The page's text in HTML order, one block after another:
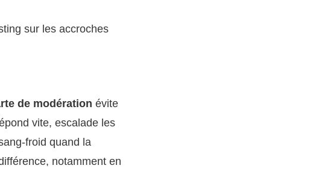
sur les accroches
de modération évite
vite, escalade les
froid quand la
notamment en